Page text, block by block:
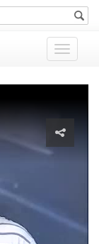
Показать
меню